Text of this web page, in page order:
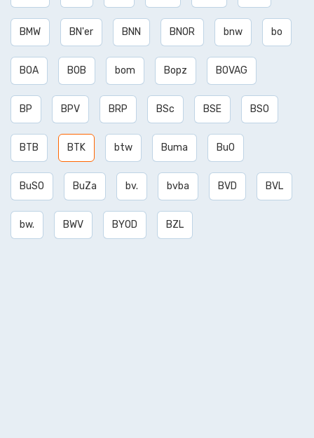
BMW BN'er BNN BNOR bnw bo
BOA BOB bom Bopz BOVAG
BP BPV BRP BSc BSE BSO
BTB BTK btw Buma BuO
BuSO BuZa bv. bvba BVD BVL
bw. BWV BYOD BZL